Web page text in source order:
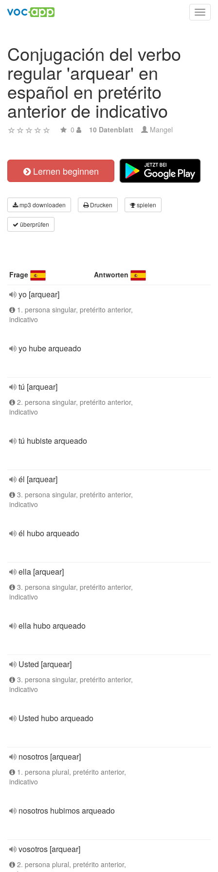
Conjugación del verbo
regular 'arquear' en
español en pretérito
anterior de indicativo
0 10 Datenblatt Mangel
Lernen beginnen
mp3 downloaden Drucken spielen
überprüfen
Frage Antworten
yo [arquear]
1. persona singular, pretérito anterior,
indicativo
yo hube arqueado
tú [arquear]
2. persona singular, pretérito anterior,
indicativo
tú hubiste arqueado
él [arquear]
3. persona singular, pretérito anterior,
indicativo
él hubo arqueado
ella [arquear]
3. persona singular, pretérito anterior,
indicativo
ella hubo arqueado
Usted [arquear]
3. persona singular, pretérito anterior,
indicativo
Usted hubo arqueado
nosotros [arquear]
1. persona plural, pretérito anterior,
indicativo
nosotros hubimos arqueado
vosotros [arquear]
2. persona plural, pretérito anterior,